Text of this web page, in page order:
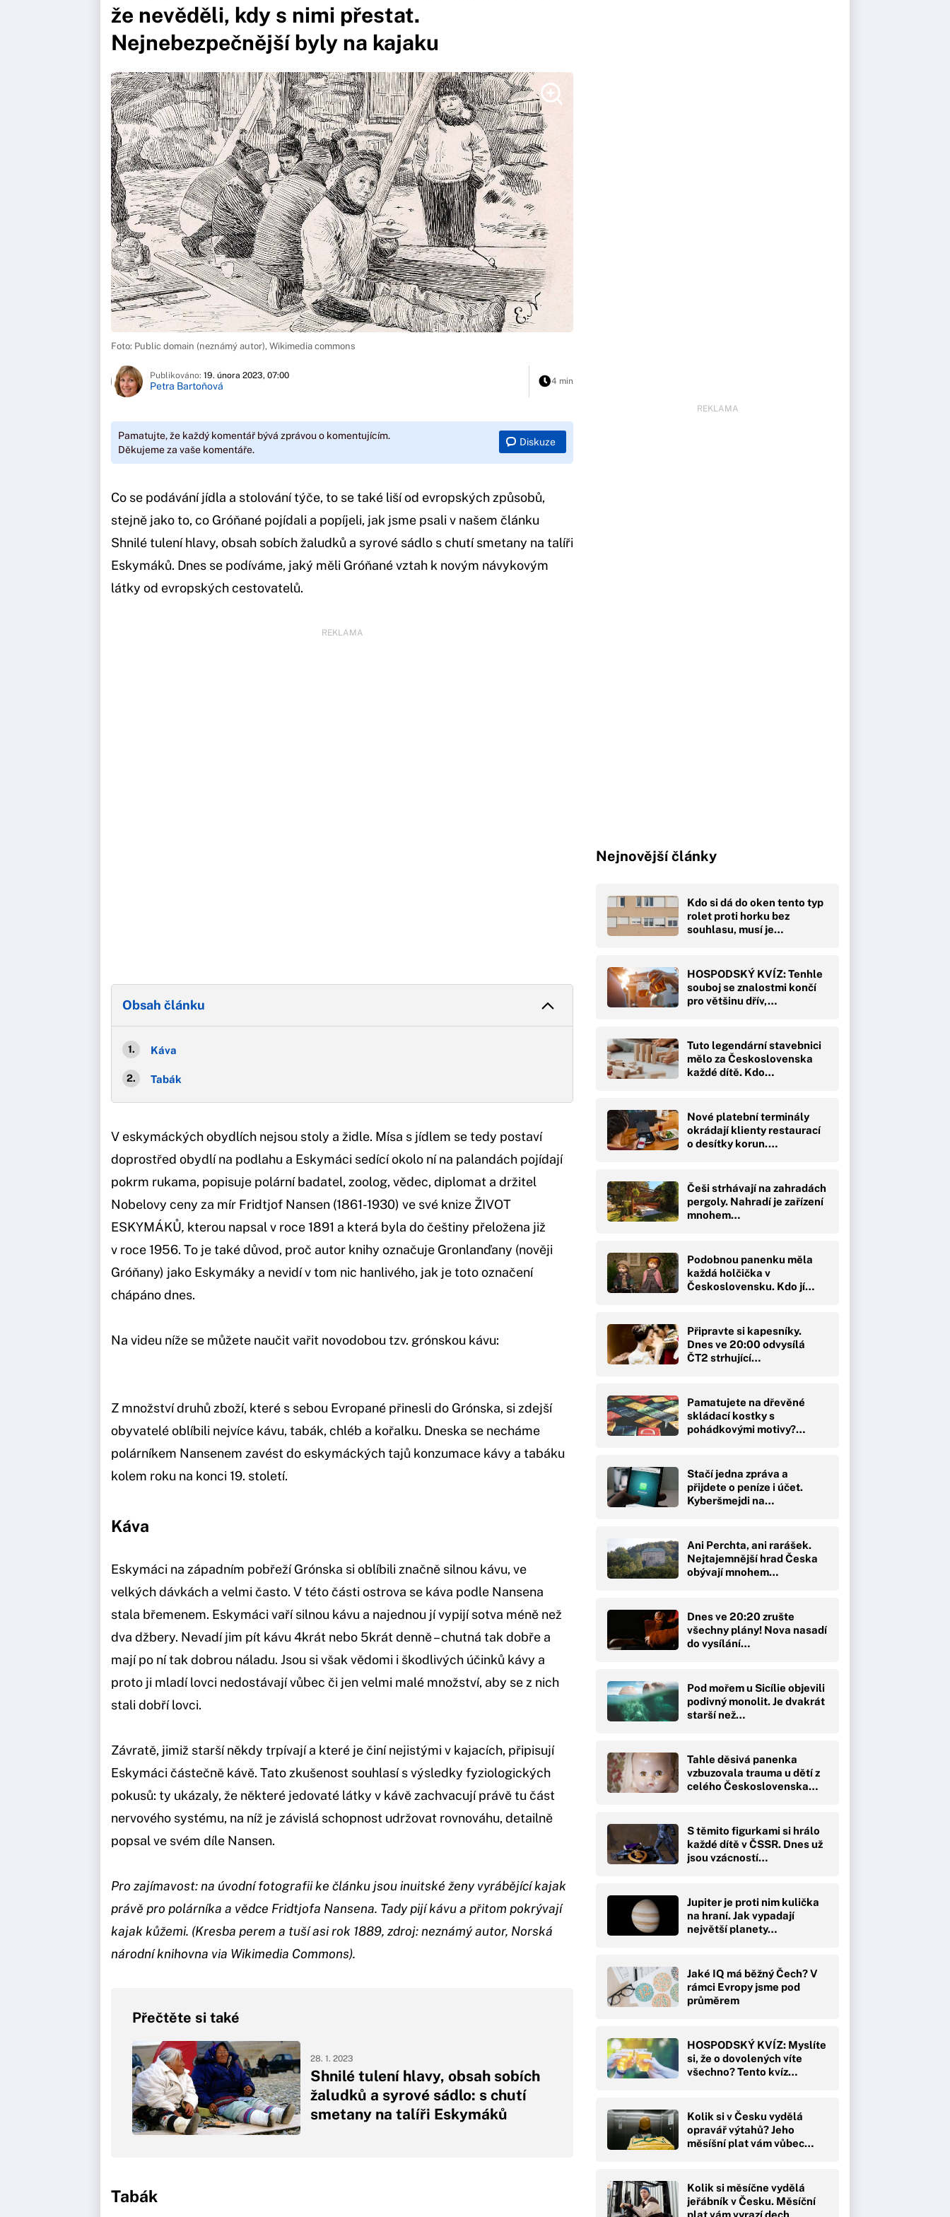
že nevěděli, kdy s nimi přestat.
Nejnebezpečnější byly na kajaku
Foto: Public domain (neznámý autor), Wikimedia commons
Publikováno: 19. února 2023, 07:00
Petra Bartoňová 4 min
Pamatujte, že každý komentář bývá zprávou o komentujícím.
Děkujeme za vaše komentáře.
Diskuze
Co se podávání jídla a stolování týče, to se také liší od evropských způsobů,
stejně jako to, co Gróňané pojídali a popíjeli, jak jsme psali v našem článku
Shnilé tulení hlavy, obsah sobích žaludků a syrové sádlo s chutí smetany na talíři
Eskymáků. Dnes se podíváme, jaký měli Gróňané vztah k novým návykovým
látky od evropských cestovatelů.
REKLAMA
Obsah článku
Káva
Tabák
V eskymáckých obydlích nejsou stoly a židle. Mísa s jídlem se tedy postaví
doprostřed obydlí na podlahu a Eskymáci sedící okolo ní na palandách pojídají
pokrm rukama, popisuje polární badatel, zoolog, vědec, diplomat a držitel
Nobelovy ceny za mír Fridtjof Nansen (1861-1930) ve své knize ŽIVOT
ESKYMÁKŮ, kterou napsal v roce 1891 a která byla do češtiny přeložena již
v roce 1956. To je také důvod, proč autor knihy označuje Gronlanďany (nověji
Gróňany) jako Eskymáky a nevidí v tom nic hanlivého, jak je toto označení
chápáno dnes.
Na videu níže se můžete naučit vařit novodobou tzv. grónskou kávu:
Z množství druhů zboží, které s sebou Evropané přinesli do Grónska, si zdejší
obyvatelé oblíbili nejvíce kávu, tabák, chléb a kořalku. Dneska se necháme
polárníkem Nansenem zavést do eskymáckých tajů konzumace kávy a tabáku
kolem roku na konci 19. století.
Káva
Eskymáci na západním pobřeží Grónska si oblíbili značně silnou kávu, ve
velkých dávkách a velmi často. V této části ostrova se káva podle Nansena
stala břemenem. Eskymáci vaří silnou kávu a najednou jí vypijí sotva méně než
dva džbery. Nevadí jim pít kávu 4krát nebo 5krát denně – chutná tak dobře a
mají po ní tak dobrou náladu. Jsou si však vědomi i škodlivých účinků kávy a
proto ji mladí lovci nedostávají vůbec či jen velmi malé množství, aby se z nich
stali dobří lovci.
Závratě, jimiž starší někdy trpívají a které je činí nejistými v kajacích, připisují
Eskymáci částečně kávě. Tato zkušenost souhlasí s výsledky fyziologických
pokusů: ty ukázaly, že některé jedovaté látky v kávě zachvacují právě tu část
nervového systému, na níž je závislá schopnost udržovat rovnováhu, detailně
popsal ve svém díle Nansen.
Pro zajímavost: na úvodní fotografii ke článku jsou inuitské ženy vyrábějící kajak
právě pro polárníka a vědce Fridtjofa Nansena. Tady pijí kávu a přitom pokrývají
kajak kůžemi. (Kresba perem a tuší asi rok 1889, zdroj: neznámý autor, Norská
národní knihovna via Wikimedia Commons).
Přečtěte si také
Shnilé tulení hlavy, obsah sobích
žaludků a syrové sádlo: s chutí
smetany na talíři Eskymáků
28. 1. 2023
Tabák
REKLAMA
Nejnovější články
Kdo si dá do oken tento typ
rolet proti horku bez
souhlasu, musí je…
HOSPODSKÝ KVÍZ: Tenhle
souboj se znalostmi končí
pro většinu dřív,…
Tuto legendární stavebnici
mělo za Československa
každé dítě. Kdo…
Nové platební terminály
okrádají klienty restaurací
o desítky korun.…
Češi strhávají na zahradách
pergoly. Nahradí je zařízení
mnohem…
Podobnou panenku měla
každá holčička v
Československu. Kdo jí…
Připravte si kapesníky.
Dnes ve 20:00 odvysílá
ČT2 strhující…
Pamatujete na dřevěné
skládací kostky s
pohádkovými motivy?…
Stačí jedna zpráva a
přijdete o peníze i účet.
Kyberšmejdi na…
Ani Perchta, ani rarášek.
Nejtajemnější hrad Česka
obývají mnohem…
Dnes ve 20:20 zrušte
všechny plány! Nova nasadí
do vysílání…
Pod mořem u Sicílie objevili
podivný monolit. Je dvakrát
starší než…
Tahle děsivá panenka
vzbuzovala trauma u dětí z
celého Československa…
S těmito figurkami si hrálo
každé dítě v ČSSR. Dnes už
jsou vzácností…
Jupiter je proti nim kulička
na hraní. Jak vypadají
největší planety…
Jaké IQ má běžný Čech? V
rámci Evropy jsme pod
průměrem
HOSPODSKÝ KVÍZ: Myslíte
si, že o dovolených víte
všechno? Tento kvíz…
Kolik si v Česku vydělá
opravář výtahů? Jeho
měsíšní plat vám vůbec…
Kolik si měsíčne vydělá
jeřábník v Česku. Měsíční
plat vám vyrazí dech